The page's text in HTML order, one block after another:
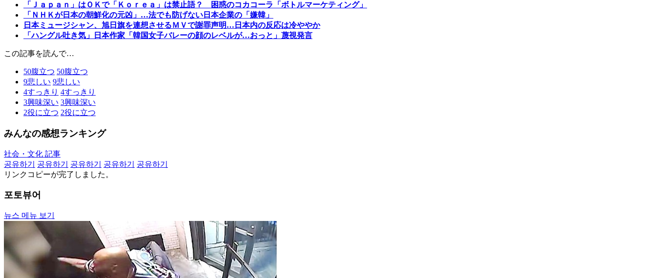
「Ｊａｐａｎ」はＯＫで「Ｋｏｒｅａ」は禁止語？ 困惑のコカコーラ「ボトルマーケティング」
「ＮＨＫが日本の朝鮮化の元凶」…法でも防げない日本企業の「嫌韓」
日本ミュージシャン、旭日旗を連想させるＭＶで謝罪声明…日本内の反応は冷ややか
「ハングル吐き気」日本作家「韓国女子バレーの顔のレベルが…おっと」蔑視発言
この記事を読んで…
50腹立つ 50腹立つ
9悲しい 9悲しい
4すっきり 4すっきり
3興味深い 3興味深い
2役に立つ 2役に立つ
みんなの感想ランキング
社会・文化 記事
공유하기
공유하기 공유하기 공유하기
공유하기
リンクコピーが完了しました。
포토뷰어
뉴스 메뉴 보기